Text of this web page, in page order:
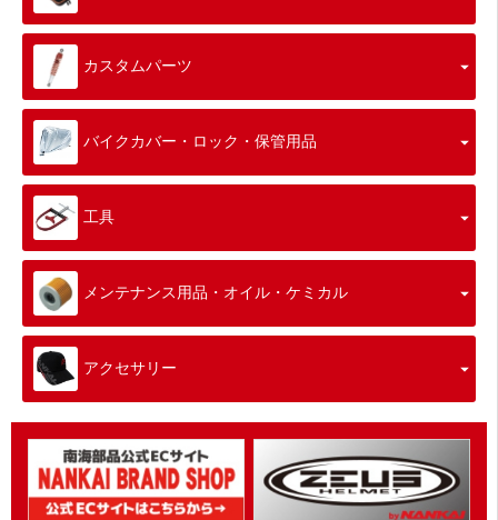
カスタムパーツ
バイクカバー・ロック・保管用品
工具
メンテナンス用品・オイル・ケミカル
アクセサリー